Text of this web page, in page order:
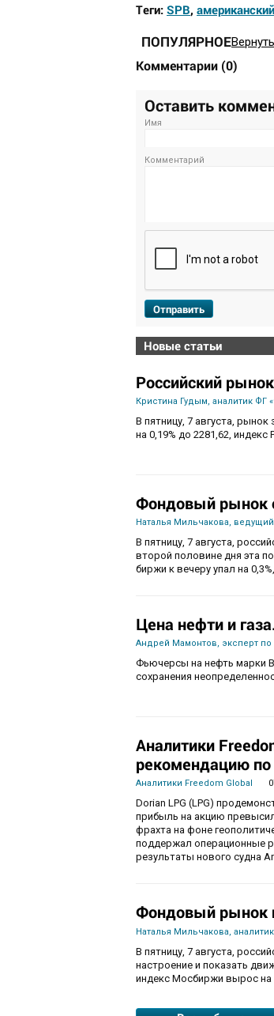
Теги: SPB,
ПОПУЛЯРНОЕ
Комментарии (0)
Оставить
Имя
Комментарий
Отправить
Новые статьи
Российский
Кристина Гудым, аналитик ФГ
В пятницу, 7 августа,
на 0,19% до 2281,62, индекс
Фондовый рынок
Наталья Мильчакова,
В пятницу, 7 августа,
второй половине дня эта
биржи к вечеру упал на
Цена нефти и
Андрей Мамонтов, эксперт
Фьючерсы на нефть марки
сохранения
Аналитики
рекомендацию по
Аналитики Freedom Global
Dorian LPG (LPG)
прибыль на акцию
фрахта на фоне
поддержал операционные
результаты нового судна
Фондовый рынок
Наталья Мильчакова,
В пятницу, 7 августа,
настроение и показать
индекс Мосбиржи вырос на